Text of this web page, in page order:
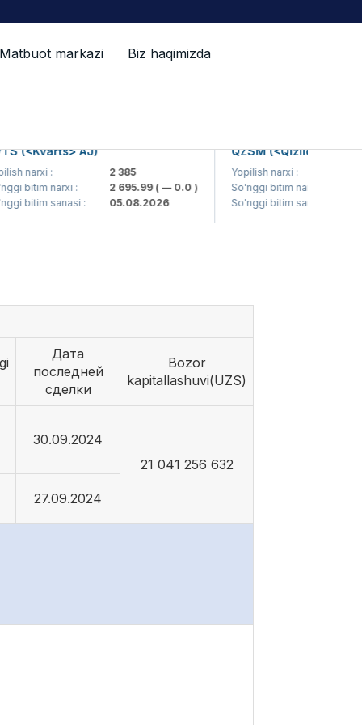
Matbuot markazi Biz haqimizda
AJ)
narxi :
2 385
bitim narxi :
2 695.99( — 0.0 )
bitim sanasi :
05.08.2026
QZSM (<Qizilqumsement>
Yopilish narxi :
So'nggi bitim narxi :
So'nggi bitim sanasi :
Дата
последней
сделки
Bozor
kapitallashuvi(UZS)
30.09.2024
21 041 256 632
27.09.2024